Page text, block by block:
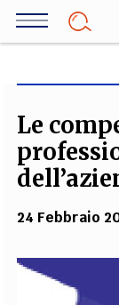
Salta
Le
24 Febbraio